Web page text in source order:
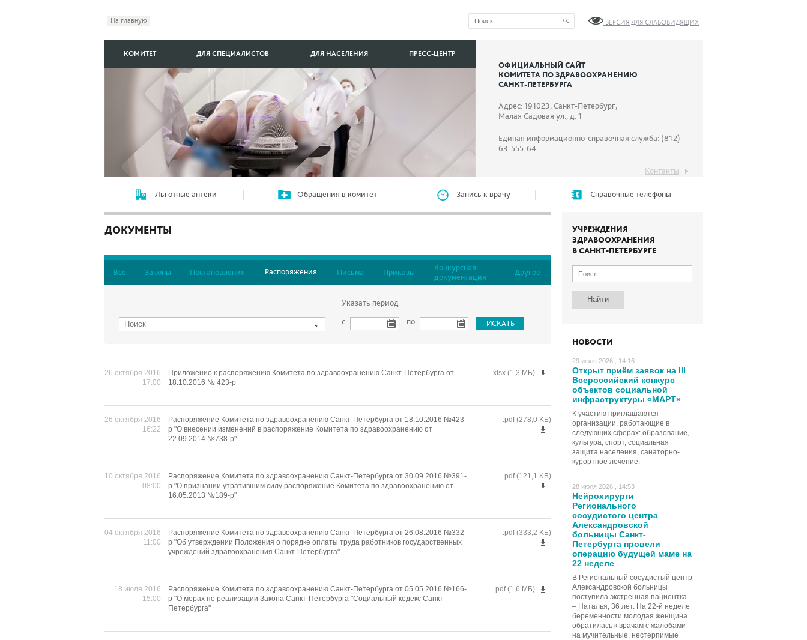
На главную ВЕРСИЯ ДЛЯ СЛАБОВИДЯЩИХ
ОФИЦИАЛЬНЫЙ САЙТ
КОМИТЕТА ПО ЗДРАВООХРАНЕНИЮ
САНКТ-ПЕТЕРБУРГА
Адрес: 191023, Санкт-Петербург,
Малая Садовая ул., д. 1
Единая информационно-справочная служба: (812)
63-555-64
Контакты
КОМИТЕТ ДЛЯ СПЕЦИАЛИСТОВ ДЛЯ НАСЕЛЕНИЯ ПРЕСС-ЦЕНТР
Льготные аптеки Обращения в комитет Запись к врачу Справочные телефоны
УЧРЕЖДЕНИЯ
ЗДРАВООХРАНЕНИЯ
В САНКТ-ПЕТЕРБУРГЕ
НОВОСТИ
29 июля 2026 , 14:16
Открыт приём заявок на III
Всероссийский конкурс
объектов социальной
инфраструктуры «МАРТ»
К участию приглашаются
организации, работающие в
следующих сферах: образование,
культура, спорт, социальная
защита населения, санаторно-
курортное лечение.
28 июля 2026 , 14:53
Нейрохирурги
Регионального
сосудистого центра
Александровской
больницы Санкт-
Петербурга провели
операцию будущей маме на
22 неделе
В Региональный сосудистый центр
Александровской больницы
поступила экстренная пациентка
– Наталья, 36 лет. На 22-й неделе
беременности молодая женщина
обратилась к врачам с жалобами
на мучительные, нестерпимые
ДОКУМЕНТЫ
Все Законы Постановления Распоряжения Письма Приказы
Конкурсная
документация
Другое
Указать период
с
по
26 октября 2016
17:00
.xlsx (1,3 MБ)
Приложение к распоряжению Комитета по здравоохранению Санкт-Петербурга от
18.10.2016 № 423-р
26 октября 2016
16:22
.pdf (278,0 KБ)
Распоряжение Комитета по здравоохранению Санкт-Петербурга от 18.10.2016 №423-
р "О внесении изменений в распоряжение Комитета по здравоохранению от
22.09.2014 №738-р"
10 октября 2016
08:00
.pdf (121,1 KБ)
Распоряжение Комитета по здравоохранению Санкт-Петербурга от 30.09.2016 №391-
р "О признании утратившим силу распоряжение Комитета по здравоохранению от
16.05.2013 №189-р"
04 октября 2016
11:00
.pdf (333,2 KБ)
Распоряжение Комитета по здравоохранению Санкт-Петербурга от 26.08.2016 №332-
р "Об утверждении Положения о порядке оплаты труда работников государственных
учреждений здравоохранения Санкт-Петербурга"
18 июля 2016
15:00
.pdf (1,6 MБ)
Распоряжение Комитета по здравоохранению Санкт-Петербурга от 05.05.2016 №166-
р "О мерах по реализации Закона Санкт-Петербурга "Социальный кодекс Санкт-
Петербурга"